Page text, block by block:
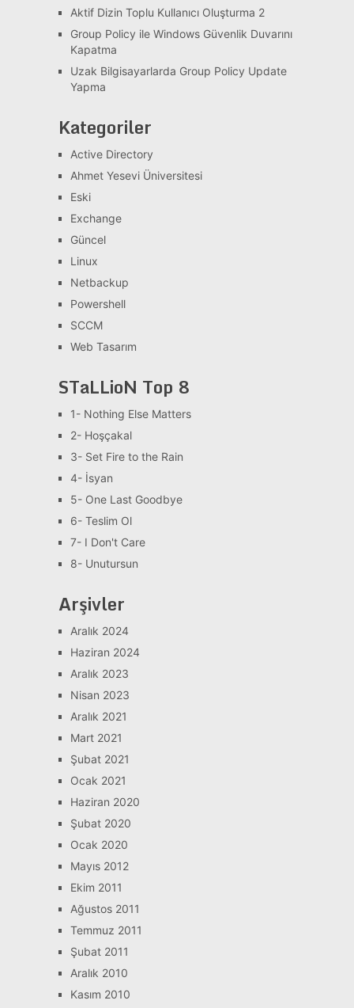
Aktif Dizin Toplu Kullanıcı Oluşturma 2
Group Policy ile Windows Güvenlik Duvarını
Kapatma
Uzak Bilgisayarlarda Group Policy Update
Yapma
Kategoriler
Active Directory
Ahmet Yesevi Üniversitesi
Eski
Exchange
Güncel
Linux
Netbackup
Powershell
SCCM
Web Tasarım
STaLLioN Top 8
1- Nothing Else Matters
2- Hoşçakal
3- Set Fire to the Rain
4- İsyan
5- One Last Goodbye
6- Teslim Ol
7- I Don't Care
8- Unutursun
Arşivler
Aralık 2024
Haziran 2024
Aralık 2023
Nisan 2023
Aralık 2021
Mart 2021
Şubat 2021
Ocak 2021
Haziran 2020
Şubat 2020
Ocak 2020
Mayıs 2012
Ekim 2011
Ağustos 2011
Temmuz 2011
Şubat 2011
Aralık 2010
Kasım 2010